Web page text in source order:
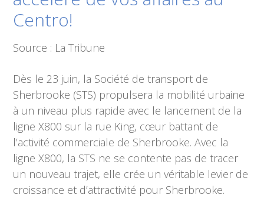
Centro!
Source : La Tribune
Dès le 23 juin, la Société de transport de
Sherbrooke (STS) propulsera la mobilité urbaine
à un niveau plus rapide avec le lancement de la
ligne X800 sur la rue King, cœur battant de
l’activité commerciale de Sherbrooke. Avec la
ligne X800, la STS ne se contente pas de tracer
un nouveau trajet, elle crée un véritable levier de
croissance et d’attractivité pour Sherbrooke.